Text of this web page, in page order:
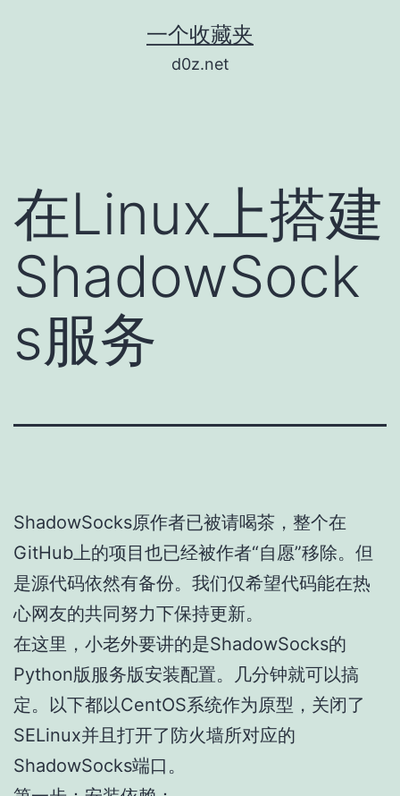
一个收藏夹
d0z.net
在Linux上搭建
ShadowSock
s服务
ShadowSocks原作者已被请喝茶，整个在
GitHub上的项目也已经被作者“自愿”移除。但
是源代码依然有备份。我们仅希望代码能在热
心网友的共同努力下保持更新。
在这里，小老外要讲的是ShadowSocks的
Python版服务版安装配置。几分钟就可以搞
定。以下都以CentOS系统作为原型，关闭了
SELinux并且打开了防火墙所对应的
ShadowSocks端口。